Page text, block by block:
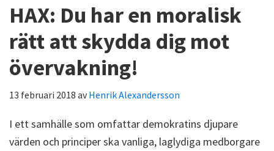
HAX: Du har en moralisk
rätt att skydda dig mot
övervakning!
13 februari 2018 avHenrik Alexandersson
I ett samhälle som omfattar demokratins djupare
värden och principer ska vanliga, laglydiga medborgare